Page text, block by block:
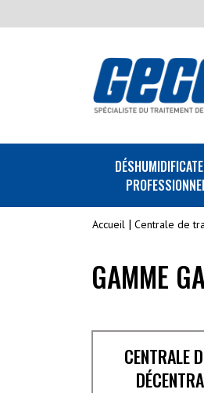
Accueil Centrale de
GAMME
CENTRALE